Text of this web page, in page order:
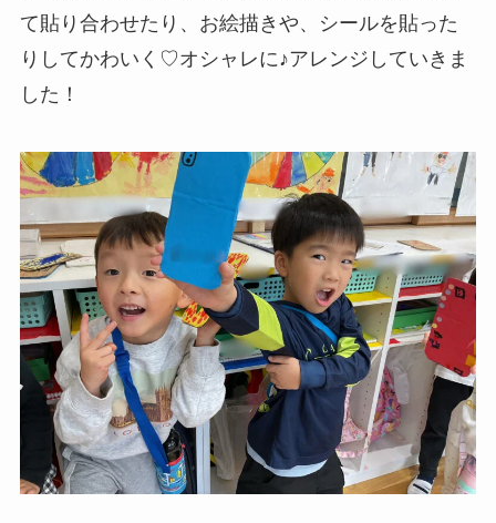
て貼り合わせたり、お絵描きや、シールを貼った
りしてかわいく♡オシャレに♪アレンジしていきま
した！